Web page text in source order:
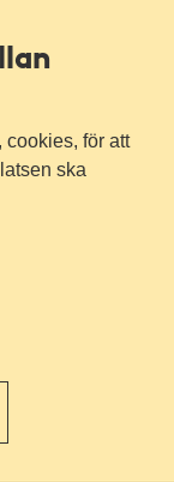
cookies, för att
ska